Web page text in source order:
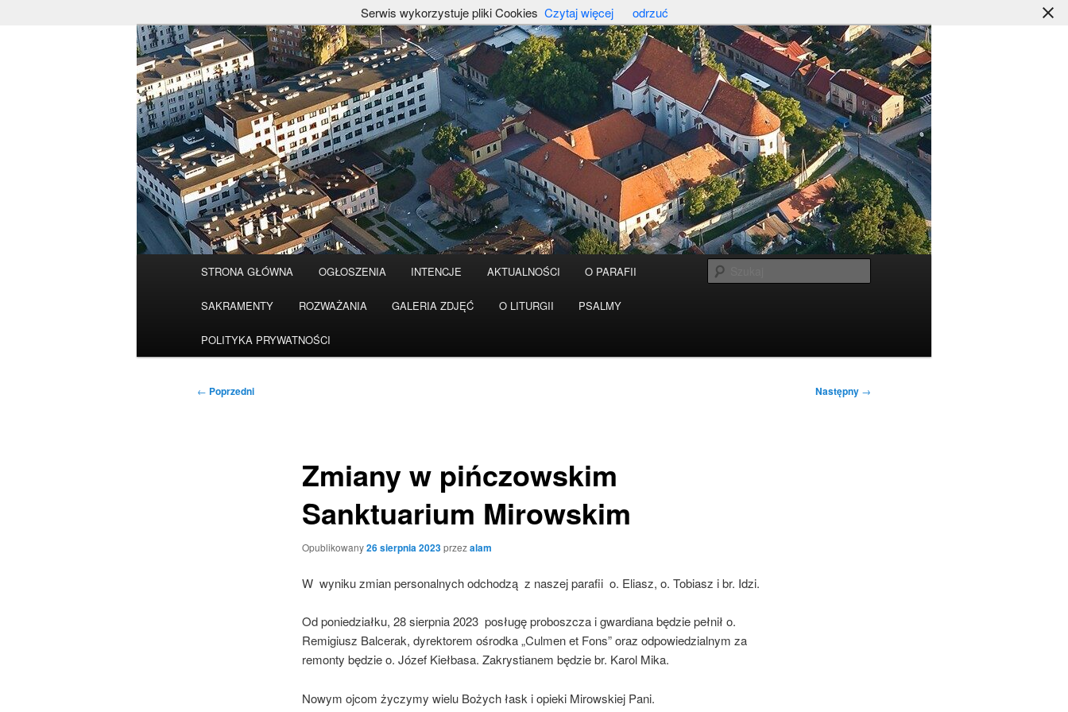
STRONA GŁÓWNA OGŁOSZENIA INTENCJE AKTUALNOŚCI O PARAFII
SAKRAMENTY ROZWAŻANIA GALERIA ZDJĘĆ O LITURGII PSALMY
POLITYKA PRYWATNOŚCI
Nawigacja
← Poprzedni Następny →
Zmiany w pińczowskim
Sanktuarium Mirowskim
Opublikowany26 sierpnia 2023przezalam
W wyniku zmian personalnych odchodzą z naszej parafii o. Eliasz, o. Tobiasz i br. Idzi.
Od poniedziałku, 28 sierpnia 2023 posługę proboszcza i gwardiana będzie pełnił o.
Remigiusz Balcerak, dyrektorem ośrodka „Culmen et Fons” oraz odpowiedzialnym za
remonty będzie o. Józef Kiełbasa. Zakrystianem będzie br. Karol Mika.
Nowym ojcom życzymy wielu Bożych łask i opieki Mirowskiej Pani.
Serwis wykorzystuje pliki Cookies Czytaj więcej odrzuć